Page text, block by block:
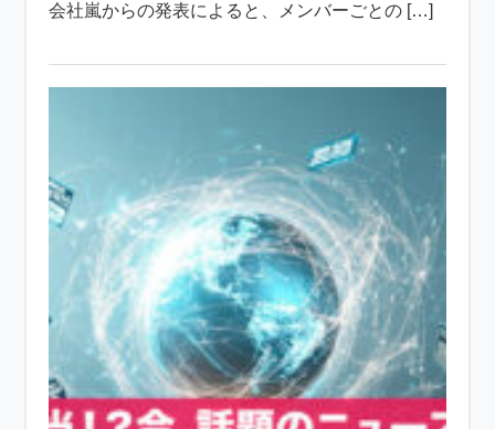
会社嵐からの発表によると、メンバーごとの […]